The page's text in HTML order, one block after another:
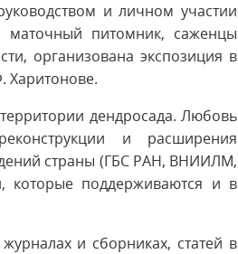
и личном участии
маточный питомник, саженцы
организована экспозиция в
Харитонове.
дендросада. Любовь
и расширения
страны (ГБС РАН, ВНИИЛМ,
которые поддерживаются и в
и сборниках, статей в